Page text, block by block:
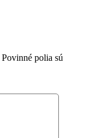
polia sú